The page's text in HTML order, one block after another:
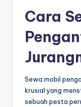
Cara
Sewa mobil
krusial yang
sebuah pesta